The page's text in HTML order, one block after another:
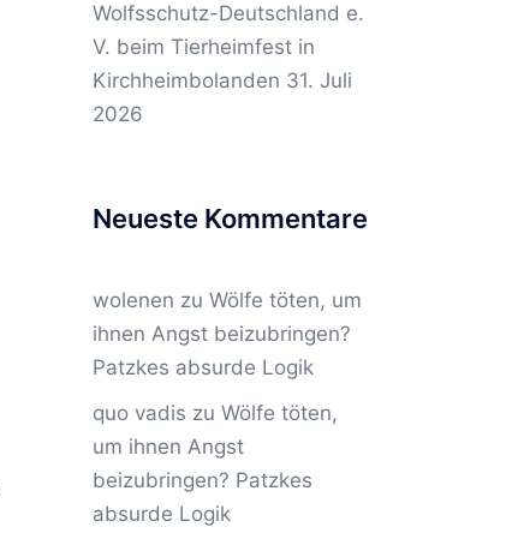
Wolfsschutz-Deutschland e.
V. beim Tierheimfest in
Kirchheimbolanden 31. Juli
2026
Neueste Kommentare
wolenen zu Wölfe töten, um
ihnen Angst beizubringen?
Patzkes absurde Logik
quo vadis zu Wölfe töten,
um ihnen Angst
beizubringen? Patzkes
absurde Logik